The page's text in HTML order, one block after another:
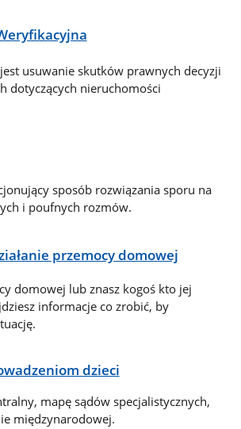
usuwanie skutków prawnych decyzji
dotyczących nieruchomości
sposób rozwiązania sporu na
i poufnych rozmów.
przemocy domowej
domowej lub znasz kogoś kto jej
informacje co zrobić, by
dzieci
mapę sądów specjalistycznych,
międzynarodowej.